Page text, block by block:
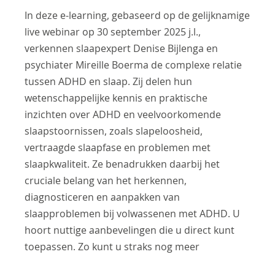
In deze e-learning, gebaseerd op de gelijknamige
live webinar op 30 september 2025 j.l.,
verkennen slaapexpert Denise Bijlenga en
psychiater Mireille Boerma de complexe relatie
tussen ADHD en slaap. Zij delen hun
wetenschappelijke kennis en praktische
inzichten over ADHD en veelvoorkomende
slaapstoornissen, zoals slapeloosheid,
vertraagde slaapfase en problemen met
slaapkwaliteit. Ze benadrukken daarbij het
cruciale belang van het herkennen,
diagnosticeren en aanpakken van
slaapproblemen bij volwassenen met ADHD. U
hoort nuttige aanbevelingen die u direct kunt
toepassen. Zo kunt u straks nog meer